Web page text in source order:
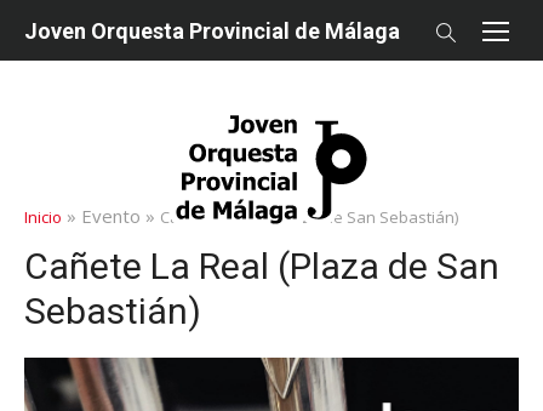
Joven Orquesta Provincial de Málaga
Inicio » Evento » Cañete La Real (Plaza de San Sebastián)
Cañete La Real (Plaza de San
Sebastián)